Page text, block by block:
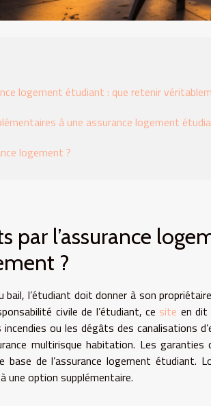
logement étudiant : que retenir
à une assurance logement
logement ?
par l’assurance
?
l’étudiant doit donner à son
civile de l’étudiant, ce site en dit
ou les dégâts des canalisations
multirisque habitation. Les
base de l’assurance logement étudiant.
une option supplémentaire.